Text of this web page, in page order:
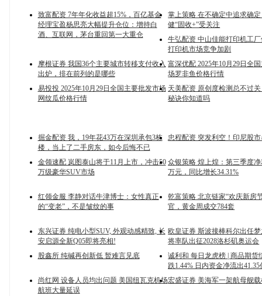
致富配资 7年年化收益超15%，百亿基金
经理宝盈杨思亮大幅提升仓位：增持白
酒、互联网，茅台重回第一大重仓
掌上策略 在不确定中追求确
健“固收+”受关注
牛弘配资 中山佳能打印机工
打印机市场竞争加剧
摩根证券 我国36个主要城市转移支付收入
出炉，排在前列的是哪些
富深优配 2025年10月29日全
场罗非鱼价格行情
易投投 2025年10月29日全国主要批发市场
网纹瓜价格行情
天美配资 原创度检测总不过
秘诀你知道吗
掘金配资 我，19年花43万在深圳承包3栋
楼，当上了二手房东，如今后悔不已
忠程配资 突发利空！印尼股
金领速配 岚图泰山将于11月上市，冲击50
万级豪华SUV市场
众银策略 煌上煌：第三季度净
万元，同比增长34.31%
红领金服 李静对话牛津博士：女性真正
的“变老”，不是皱纹的事
乾富策略 北京链家“欢庆新房
官，黄金周成交784套
东兴证券 纯电小型SUV, 外观动感精致, 长
安启源全新Q05即将亮相!
欧皇证券 斯波接棒科尔出任
将率队出征2028洛杉矶奥运会
股鑫所 纯碱再创新低 暂难言见底
诚利和 每日龙虎榜 | 商品期货
跌1.44% 日内资金净流出41.35
尚红网 设备人员均出问题 美国纽瓦克机场
航班大量延误
宏盛证券 美海军一架航母舰